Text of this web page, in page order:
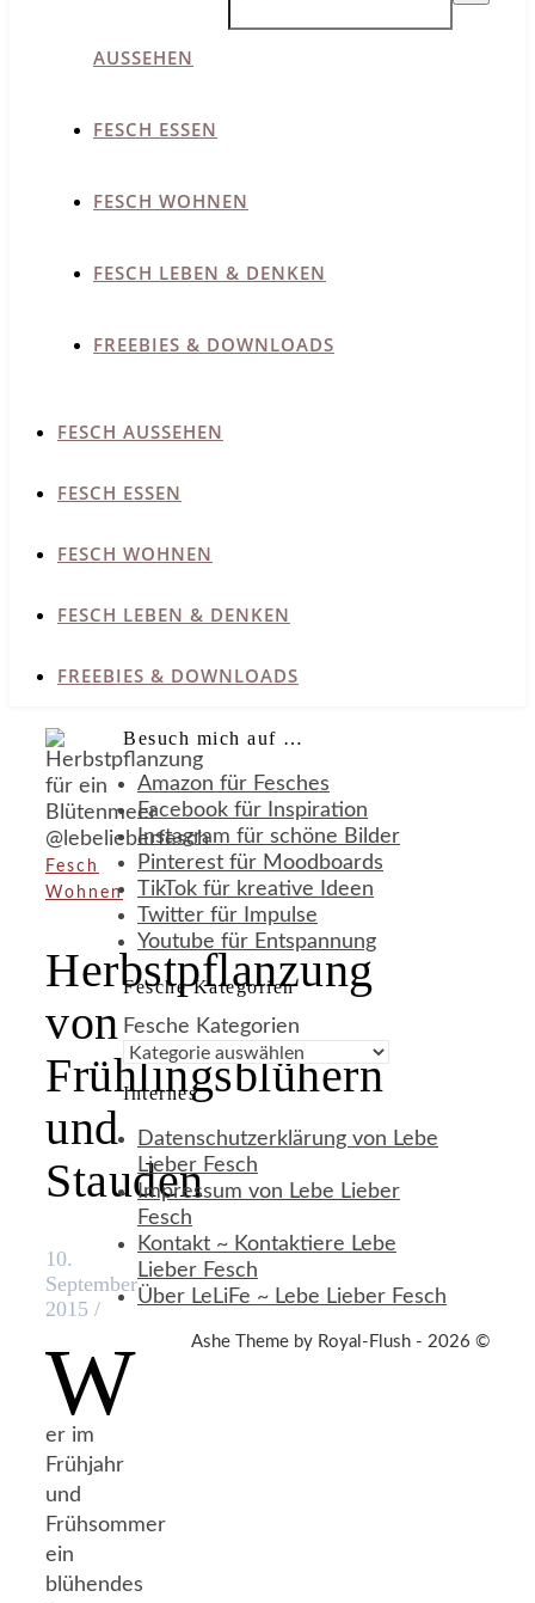
AUSSEHEN
FESCH ESSEN
FESCH WOHNEN
FESCH LEBEN & DENKEN
FREEBIES & DOWNLOADS
FESCH AUSSEHEN
FESCH ESSEN
FESCH WOHNEN
FESCH LEBEN & DENKEN
FREEBIES & DOWNLOADS
Fesch
Wohnen
Herbstpflanzung
von
Frühlingsblühern
und
Stauden
10.
September
2015 /
W
er im
Frühjahr
und
Frühsommer
ein
blühendes
Besuch mich auf …
Amazon für Fesches
Facebook für Inspiration
Instagram für schöne Bilder
Pinterest für Moodboards
TikTok für kreative Ideen
Twitter für Impulse
Youtube für Entspannung
Fesche Kategorien
Fesche Kategorien
Internes
Datenschutzerklärung von Lebe
Lieber Fesch
Impressum von Lebe Lieber
Fesch
Kontakt ~ Kontaktiere Lebe
Lieber Fesch
Über LeLiFe ~ Lebe Lieber Fesch
Ashe Theme by Royal-Flush - 2026 ©